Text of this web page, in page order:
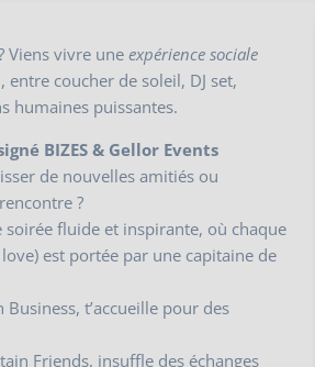
Viens vivre une expérience sociale
, entre coucher de soleil, DJ set,
humaines puissantes.
BIZES & Gellor Events
de nouvelles amitiés ou
?
soirée fluide et inspirante, où chaque
est portée par une capitaine de
Business, t’accueille pour des
Friends, insuffle des échanges